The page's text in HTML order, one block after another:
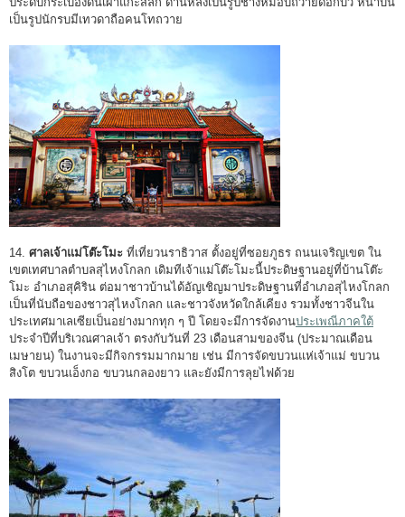
เป็นรูปนักรบมีเทวดาถือคนโทถวาย
14. ศาลเจ้าแม่โต๊ะโมะ ที่เที่ยวนราธิวาส ตั้งอยู่ที่ซอยภูธร ถนนเจริญเขต ใน
เขตเทศบาลตำบลสุไหงโกลก เดิมทีเจ้าแม่โต๊ะโมะนี้ประดิษฐานอยู่ที่บ้านโต๊ะ
โมะ อำเภอสุคิริน ต่อมาชาวบ้านได้อัญเชิญมาประดิษฐานที่อำเภอสุไหงโกลก
เป็นที่นับถือของชาวสุไหงโกลก และชาวจังหวัดใกล้เคียง รวมทั้งชาวจีนใน
ประเทศมาเลเซียเป็นอย่างมากทุก ๆ ปี โดยจะมีการจัดงานประเพณีภาคใต้
ประจำปีที่บริเวณศาลเจ้า ตรงกับวันที่ 23 เดือนสามของจีน (ประมาณเดือน
เมษายน) ในงานจะมีกิจกรรมมากมาย เช่น มีการจัดขบวนแห่เจ้าแม่ ขบวน
สิงโต ขบวนเอ็งกอ ขบวนกลองยาว และยังมีการลุยไฟด้วย